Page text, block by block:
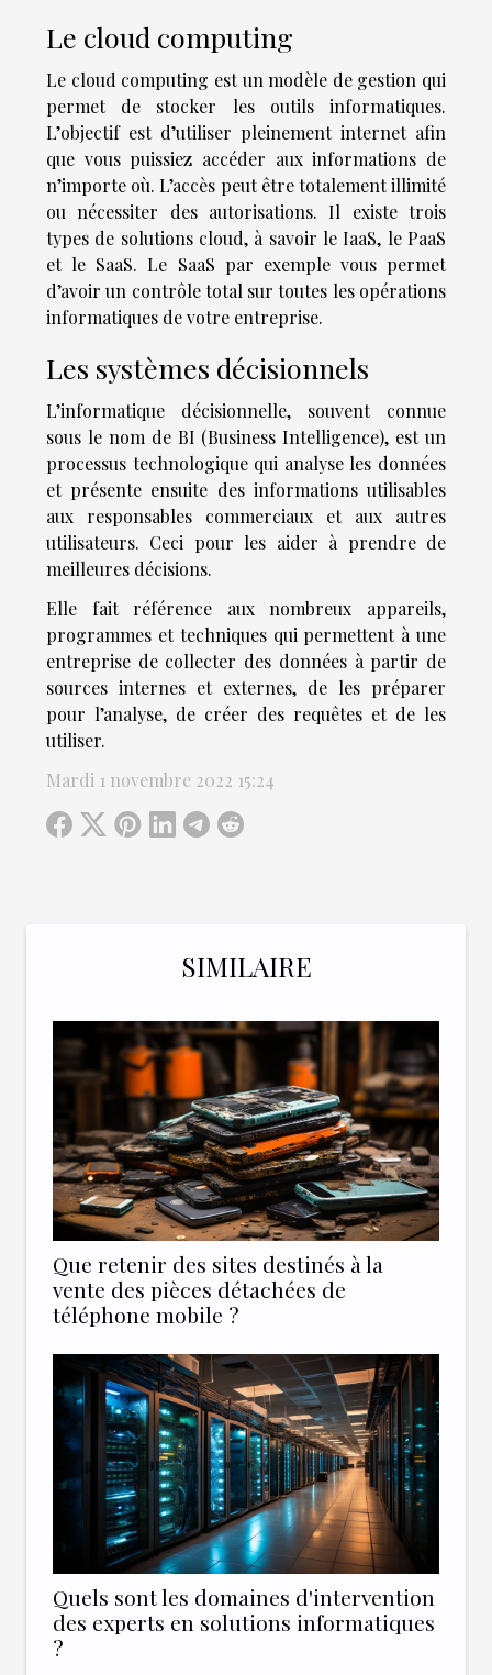
Le cloud computing
Le cloud computing est un modèle de gestion qui
permet de stocker les outils informatiques.
L’objectif est d’utiliser pleinement internet afin
que vous puissiez accéder aux informations de
n’importe où. L’accès peut être totalement illimité
ou nécessiter des autorisations. Il existe trois
types de solutions cloud, à savoir le IaaS, le PaaS
et le SaaS. Le SaaS par exemple vous permet
d’avoir un contrôle total sur toutes les opérations
informatiques de votre entreprise.
Les systèmes décisionnels
L’informatique décisionnelle, souvent connue
sous le nom de BI (Business Intelligence), est un
processus technologique qui analyse les données
et présente ensuite des informations utilisables
aux responsables commerciaux et aux autres
utilisateurs. Ceci pour les aider à prendre de
meilleures décisions.
Elle fait référence aux nombreux appareils,
programmes et techniques qui permettent à une
entreprise de collecter des données à partir de
sources internes et externes, de les préparer
pour l’analyse, de créer des requêtes et de les
utiliser.
Mardi 1 novembre 2022 15:24
SIMILAIRE
Que retenir des sites destinés à la
vente des pièces détachées de
téléphone mobile ?
Quels sont les domaines d'intervention
des experts en solutions informatiques
?